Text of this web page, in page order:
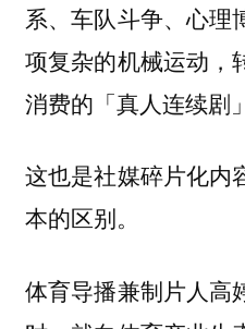
系、车队斗争、心理
项复杂的机械运动，
消费的「真人连续剧
这也是社媒碎片化内
本的区别。
体育导播兼制片人高